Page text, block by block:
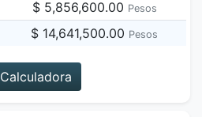
$ 5,856,600.00 Pesos
$ 14,641,500.00 Pesos
Calculadora